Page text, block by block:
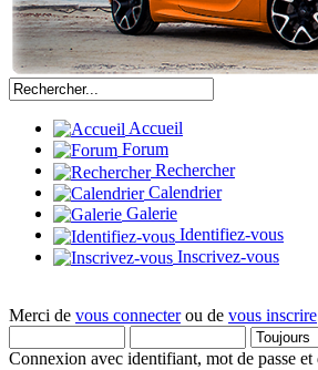
Accueil
Forum
Rechercher
Calendrier
Galerie
Identifiez-vous
Inscrivez-vous
Merci de vous connecterou de vous inscrire
Connexion avec identifiant, mot de passe et